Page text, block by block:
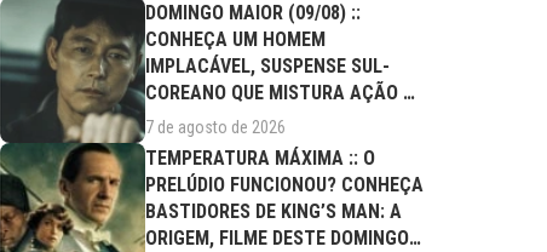
DOMINGO MAIOR (09/08) ::
CONHEÇA UM HOMEM
IMPLACÁVEL, SUSPENSE SUL-
COREANO QUE MISTURA AÇÃO E
DRAMA FAMILIAR
7 de agosto de 2026
TEMPERATURA MÁXIMA :: O
PRELÚDIO FUNCIONOU? CONHEÇA
BASTIDORES DE KING’S MAN: A
ORIGEM, FILME DESTE DOMINGO